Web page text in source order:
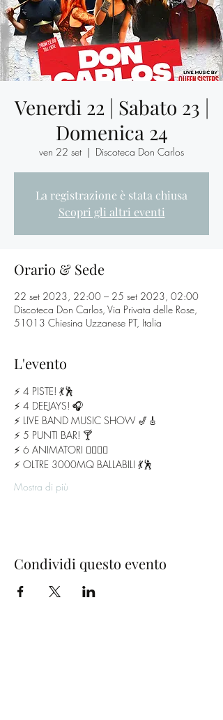
Venerdi 22 | Sabato 23 |
Domenica 24
ven 22 set
  |
Discoteca Don Carlos
La registrazione è stata chiusa
Scopri gli altri eventi
Orario & Sede
22 set 2023, 22:00 – 25 set 2023, 02:00
Discoteca Don Carlos, Via Privata delle Rose,
51013 Chiesina Uzzanese PT, Italia
L'evento
⚡️ 4 PISTE! 💃🕺
⚡️ 4 DEEJAYS! 🎧
⚡️ LIVE BAND MUSIC SHOW 🎷🎸
⚡️ 5 PUNTI BAR! 🍸
⚡️ 6 ANIMATORI 🧛‍♂️🧟‍♀️
⚡️ OLTRE 3000MQ BALLABILI 💃🕺
Mostra di più
Condividi questo evento